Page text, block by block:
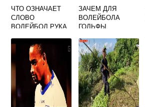
ЧТО ОЗНАЧАЕТ
СЛОВО
ВОЛЕЙБОЛ РУКА
ЗАЧЕМ ДЛЯ
ВОЛЕЙБОЛА
ГОЛЬФЫ